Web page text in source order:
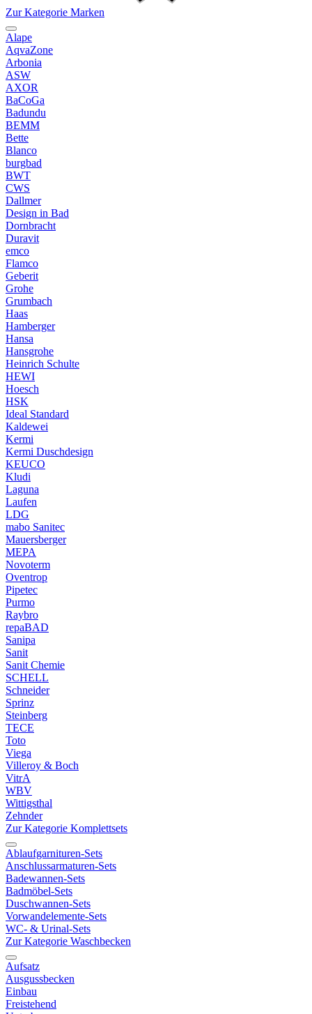
Zur Kategorie Marken
Alape
AqvaZone
Arbonia
ASW
AXOR
BaCoGa
Badundu
BEMM
Bette
Blanco
burgbad
BWT
CWS
Dallmer
Design in Bad
Dornbracht
Duravit
emco
Flamco
Geberit
Grohe
Grumbach
Haas
Hamberger
Hansa
Hansgrohe
Heinrich Schulte
HEWI
Hoesch
HSK
Ideal Standard
Kaldewei
Kermi
Kermi Duschdesign
KEUCO
Kludi
Laguna
Laufen
LDG
mabo Sanitec
Mauersberger
MEPA
Novoterm
Oventrop
Pipetec
Purmo
Raybro
repaBAD
Sanipa
Sanit
Sanit Chemie
SCHELL
Schneider
Sprinz
Steinberg
TECE
Toto
Viega
Villeroy & Boch
VitrA
WBV
Wittigsthal
Zehnder
Zur Kategorie Komplettsets
Ablaufgarnituren-Sets
Anschlussarmaturen-Sets
Badewannen-Sets
Badmöbel-Sets
Duschwannen-Sets
Vorwandelemente-Sets
WC- & Urinal-Sets
Zur Kategorie Waschbecken
Aufsatz
Ausgussbecken
Einbau
Freistehend